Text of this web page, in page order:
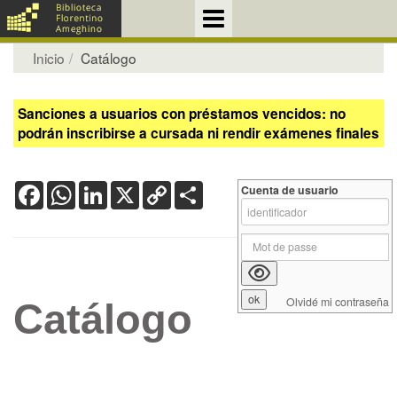
Inicio Catálogo
Sanciones a usuarios con préstamos vencidos: no
podrán inscribirse a cursada ni rendir exámenes finales
FacebookWhatsApp
LinkedIn
X Copy
Link
Catálogo
Cuenta de usuario
Olvidé mi contraseña